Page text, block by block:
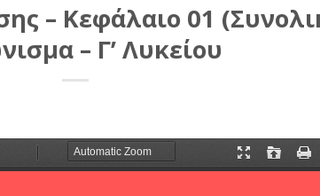
– Κεφάλαιο 01
– Γ’ Λυκείου